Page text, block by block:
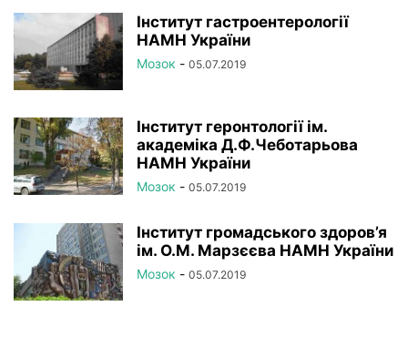
Інститут гастроентерології
НАМН України
Мозок - 05.07.2019
Інститут геронтології ім.
академіка Д.Ф.Чеботарьова
НАМН України
Мозок - 05.07.2019
Інститут громадського здоров’я
ім. О.М. Марзєєва НАМН України
Мозок - 05.07.2019